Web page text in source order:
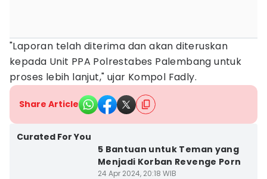
"Laporan telah diterima dan akan diteruskan
kepada Unit PPA Polrestabes Palembang untuk
proses lebih lanjut," ujar Kompol Fadly.
Share Article
Curated For You
5 Bantuan untuk Teman yang
Menjadi Korban Revenge Porn
24 Apr 2024, 20:18 WIB